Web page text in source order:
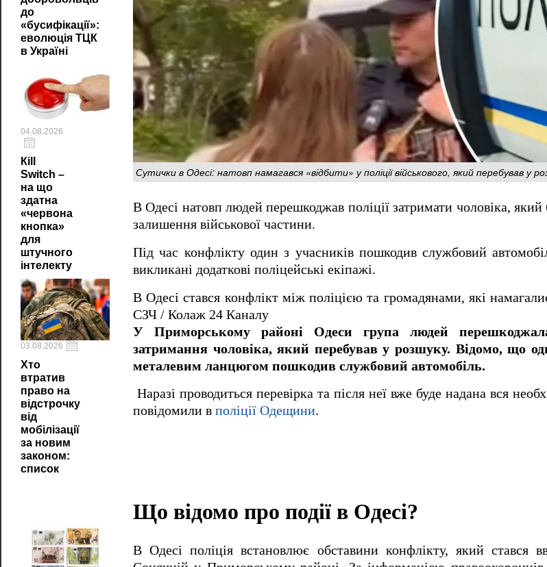
до
«бусифікації»:
еволюція ТЦК
в Україні
04.08.2026
Кill
Switch –
на що
здатна
«червона
кнопка»
для
штучного
інтелекту
03.08.2026
Хто
втратив
право на
відстрочку
від
мобілізації
за новим
законом:
список
Сутички в Одесі: натовп намагався «відбити» у поліції військового, який перебував у
В Одесі натовп людей перешкоджав поліції затримати чоловіка,
залишення військової частини.
Під час конфлікту один з учасників пошкодив службовий
викликані додаткові поліцейські екіпажі.
В Одесі стався конфлікт між поліцією та громадянами, які
СЗЧ / Колаж 24 Каналу
У Приморському районі Одеси група людей
затримання чоловіка, який перебував у розшуку. Відомо, що
металевим ланцюгом пошкодив службовий автомобіль.
Наразі проводиться перевірка та після неї вже буде надана вся
повідомили в поліції Одещини.
Що відомо про події в Одесі?
В Одесі поліція встановлює обставини конфлікту, який стався